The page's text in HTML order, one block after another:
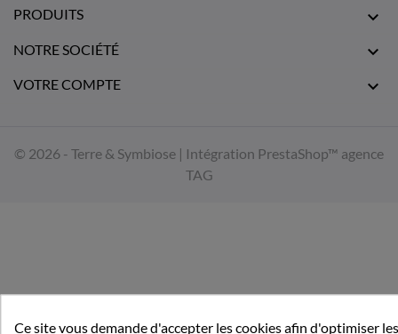
PRODUITS

NOTRE SOCIÉTÉ 
VOTRE COMPTE 
© 2026 - Terre & Symbiose | Intégration PrestaShop™ agence
TAG
Ce site vous demande d'accepter les cookies afin d'optimiser